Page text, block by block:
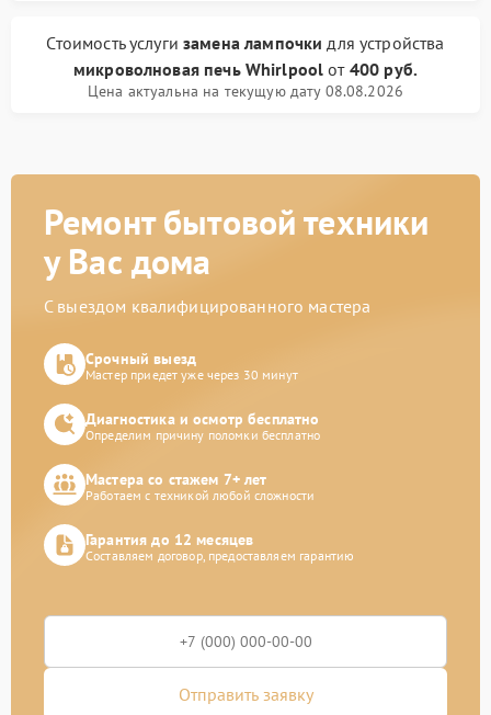
Стоимость услугизамена лампочки для устройства
микроволновая печь Whirlpool от 400 руб.
Цена актуальна на текущую дату 08.08.2026
Ремонт бытовой техники
у Вас дома
С выездом квалифицированного мастера
Срочный выезд
Мастер приедет уже через 30 минут
Диагностика и осмотр бесплатно
Определим причину поломки бесплатно
Мастера со стажем 7+ лет
Работаем с техникой любой сложности
Гарантия до 12 месяцев
Составляем договор, предоставляем гарантию
Отправить заявку